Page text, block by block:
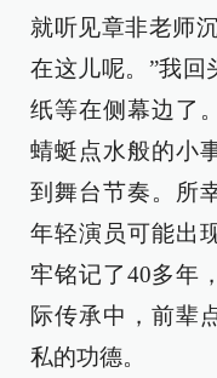
就听见章非老师
在这儿呢。”我回
纸等在侧幕边了
蜻蜓点水般的小
到舞台节奏。所
年轻演员可能出
牢铭记了40多年
际传承中，前辈
私的功德。